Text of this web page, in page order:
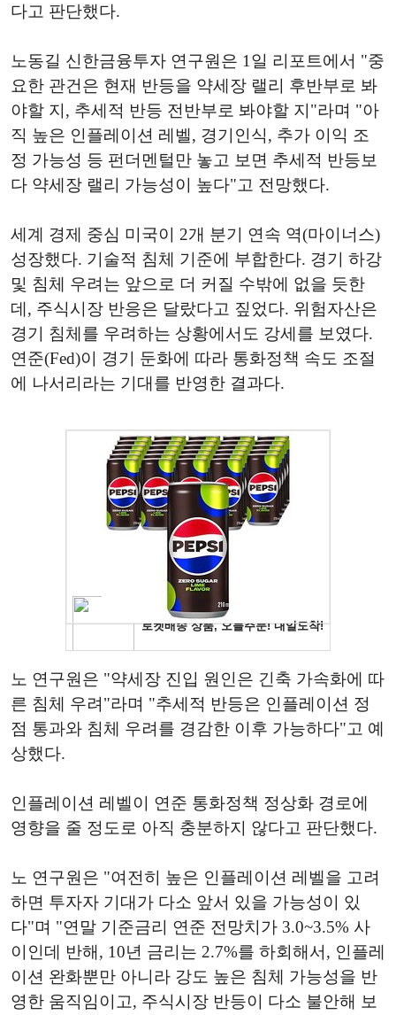
다고 판단했다.
노동길 신한금융투자 연구원은 1일 리포트에서 "중
요한 관건은 현재 반등을 약세장 랠리 후반부로 봐
야할 지, 추세적 반등 전반부로 봐야할 지"라며 "아
직 높은 인플레이션 레벨, 경기인식, 추가 이익 조
정 가능성 등 펀더멘털만 놓고 보면 추세적 반등보
다 약세장 랠리 가능성이 높다"고 전망했다.
세계 경제 중심 미국이 2개 분기 연속 역(마이너스)
성장했다. 기술적 침체 기준에 부합한다. 경기 하강
및 침체 우려는 앞으로 더 커질 수밖에 없을 듯한
데, 주식시장 반응은 달랐다고 짚었다. 위험자산은
경기 침체를 우려하는 상황에서도 강세를 보였다.
연준(Fed)이 경기 둔화에 따라 통화정책 속도 조절
에 나서리라는 기대를 반영한 결과다.
노 연구원은 "약세장 진입 원인은 긴축 가속화에 따
른 침체 우려"라며 "추세적 반등은 인플레이션 정
점 통과와 침체 우려를 경감한 이후 가능하다"고 예
상했다.
인플레이션 레벨이 연준 통화정책 정상화 경로에
영향을 줄 정도로 아직 충분하지 않다고 판단했다.
노 연구원은 "여전히 높은 인플레이션 레벨을 고려
하면 투자자 기대가 다소 앞서 있을 가능성이 있
다"며 "연말 기준금리 연준 전망치가 3.0~3.5% 사
이인데 반해, 10년 금리는 2.7%를 하회해서, 인플레
이션 완화뿐만 아니라 강도 높은 침체 가능성을 반
영한 움직임이고, 주식시장 반등이 다소 불안해 보